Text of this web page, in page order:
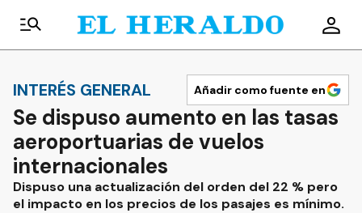
INTERÉS GENERAL Añadir como fuente en
Se dispuso aumento en las tasas
aeroportuarias de vuelos
internacionales
Dispuso una actualización del orden del 22 % pero
el impacto en los precios de los pasajes es mínimo.